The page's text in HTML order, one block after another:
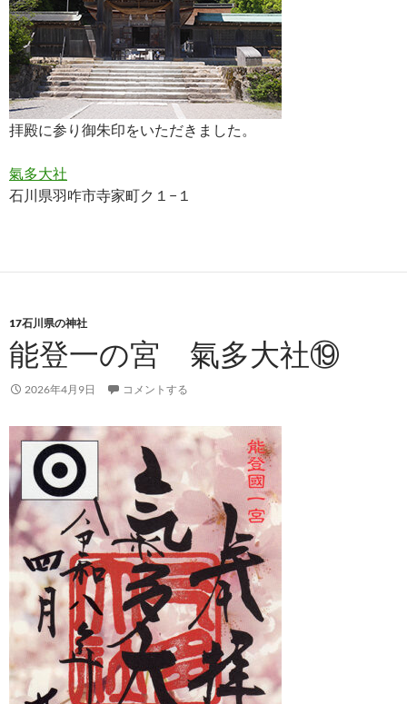
拝殿に参り御朱印をいただきました。
氣多大社
石川県羽咋市寺家町ク１−１
17石川県の神社
能登一の宮 氣多大社⑲
2026年4月9日 コメントする